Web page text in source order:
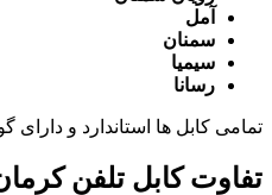
آمل
سمنان
سیمیا
رسانا
تمامی کابل ها استاندارد و دارای گواهی
تفاوت کابل تلفن کرمان 6 زوج مشکی و